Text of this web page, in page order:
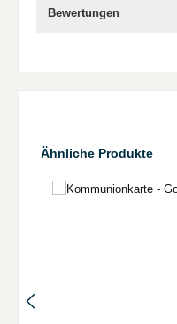
Bewertungen
Produktgalerie überspringen
Ähnliche Produkte